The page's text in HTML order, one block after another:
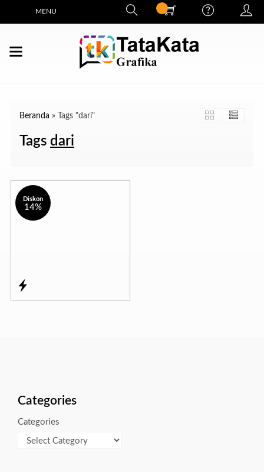
MENU
Beranda » Tags "dari"
Tags dari
Diskon
14%
Categories
Categories